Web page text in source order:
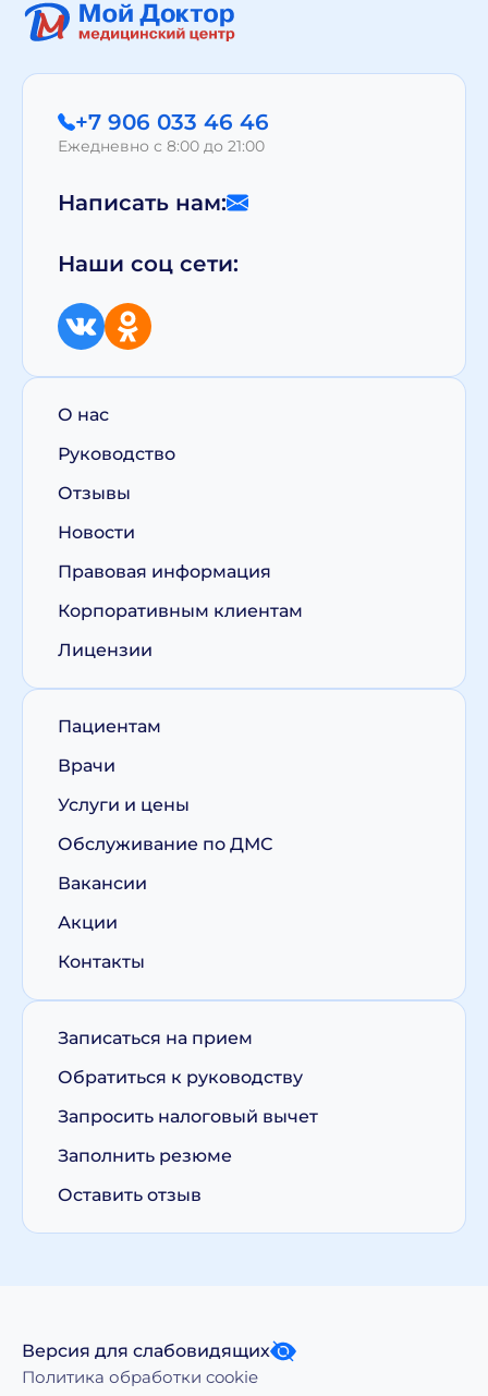
+7 906 033 46 46
Ежедневно с 8:00 до 21:00
Написать нам:
Наши соц сети:
О нас
Руководство
Отзывы
Новости
Правовая информация
Корпоративным клиентам
Лицензии
Пациентам
Врачи
Услуги и цены
Обслуживание по ДМС
Вакансии
Акции
Контакты
Записаться на прием
Обратиться к руководству
Запросить налоговый вычет
Заполнить резюме
Оставить отзыв
Версия для слабовидящих
Политика обработки cookie